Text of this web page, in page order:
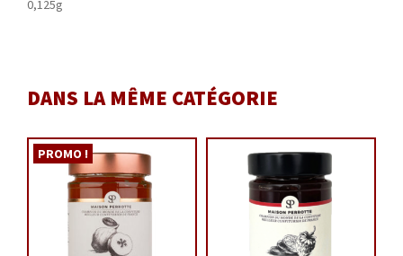
0,125g
DANS LA MÊME CATÉGORIE
PROMO !